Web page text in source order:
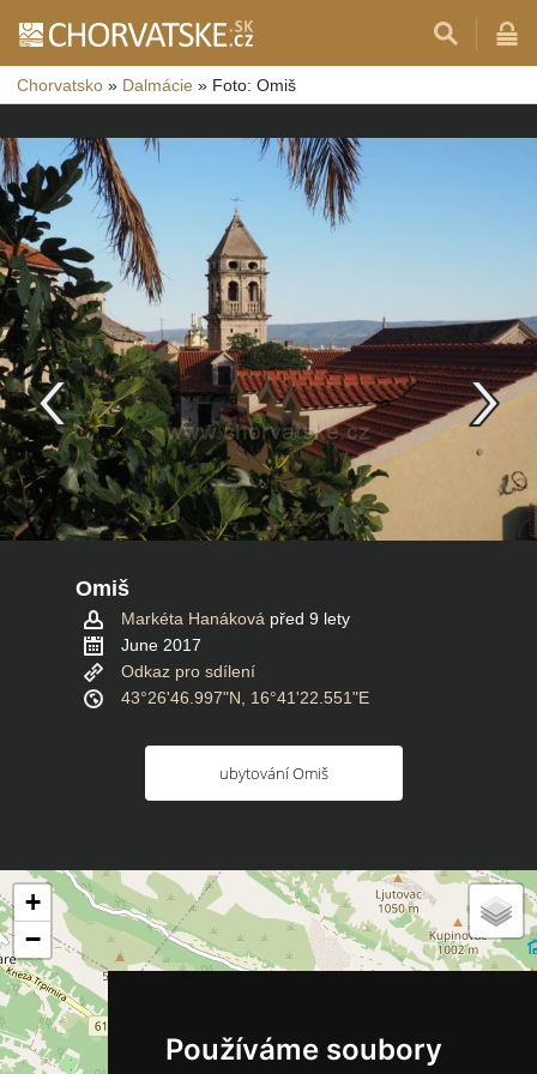
Používáme soubory
Chorvatsko » Dalmácie » Foto: Omiš
Omiš
Markéta Hanáková před 9 lety
June 2017
Odkaz pro sdílení
43°26'46.997"N, 16°41'22.551"E
ubytování Omiš
+
−